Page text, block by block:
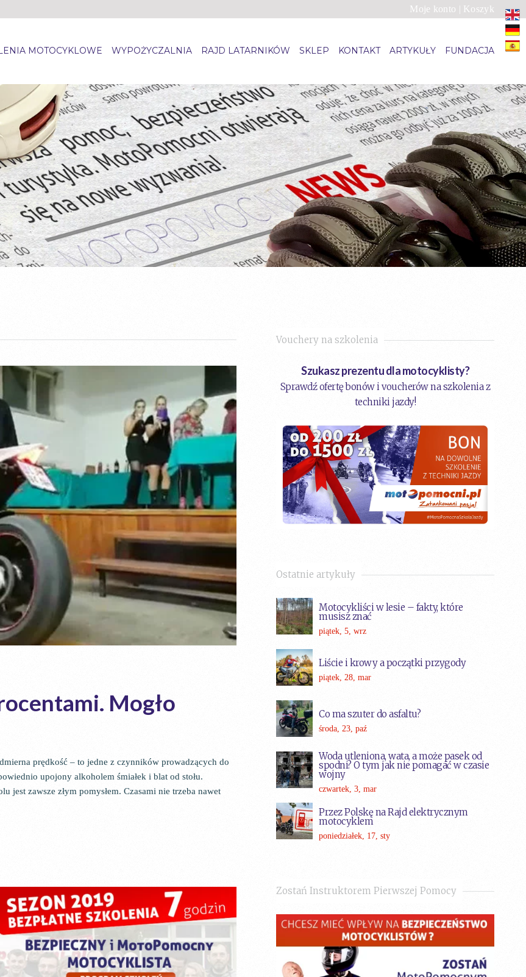
Moje konto | Koszyk
MOTOCYKLOWE WYPOŻYCZALNIA RAJD LATARNIKÓW SKLEP KONTAKT ARTYKUŁY FUNDACJA
Mogło
prędkość – to jedne z czynników prowadzących do
upojony alkoholem śmiałek i blat od stołu.
jest zawsze złym pomysłem. Czasami nie trzeba nawet
Vouchery na szkolenia
Szukasz prezentu dla motocyklisty?
Sprawdź ofertę bonów i voucherów na szkolenia z
techniki jazdy!
Ostatnie artykuły
Motocykliści w lesie – fakty, które
musisz znać
piątek, 5, wrz
Liście i krowy a początki przygody
piątek, 28, mar
Co ma szuter do asfaltu?
środa, 23, paź
Woda utleniona, wata, a może pasek od
spodni? O tym jak nie pomagać w czasie
wojny
czwartek, 3, mar
Przez Polskę na Rajd elektrycznym
motocyklem
poniedziałek, 17, sty
Zostań Instruktorem Pierwszej Pomocy